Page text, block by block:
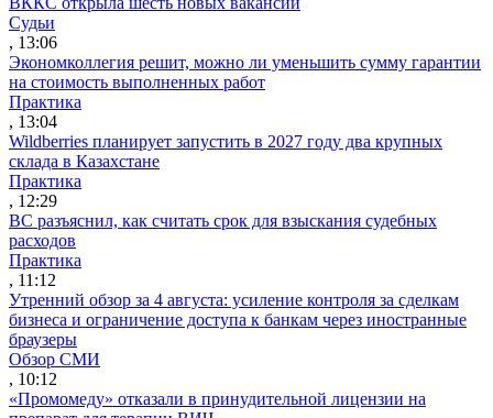
Судьи
, 13:06
Экономколлегия решит, можно ли уменьшить сумму гарантии
на стоимость выполненных работ
Практика
, 13:04
Wildberries планирует запустить в 2027 году два крупных
склада в Казахстане
Практика
, 12:29
ВС разъяснил, как считать срок для взыскания судебных
расходов
Практика
, 11:12
Утренний обзор за 4 августа: усиление контроля за сделкам
бизнеса и ограничение доступа к банкам через иностранные
браузеры
Обзор СМИ
, 10:12
«Промомеду» отказали в принудительной лицензии на